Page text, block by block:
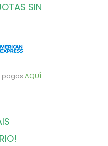
SIN
pagos AQUÍ.